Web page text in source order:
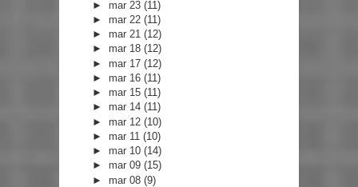
► mar 23(11)
► mar 22(11)
► mar 21(12)
► mar 18(12)
► mar 17(12)
► mar 16(11)
► mar 15(11)
► mar 14(11)
► mar 12(10)
► mar 11(10)
► mar 10(14)
► mar 09(15)
► mar 08(9)